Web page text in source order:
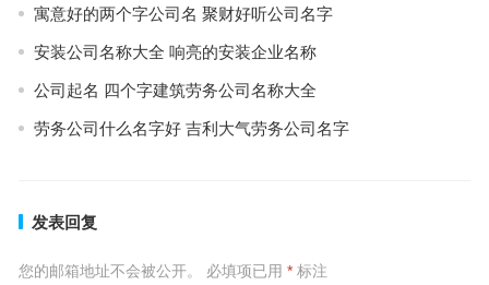
寓意好的两个字公司名 聚财好听公司名字
安装公司名称大全 响亮的安装企业名称
公司起名 四个字建筑劳务公司名称大全
劳务公司什么名字好 吉利大气劳务公司名字
发表回复
您的邮箱地址不会被公开。 必填项已用 *标注